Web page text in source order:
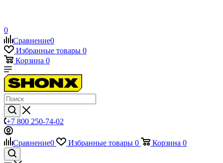
0
Сравнение0
Избранные товары 0
Корзина 0
+7 800 250-74-02
Сравнение0 Избранные товары 0 Корзина 0